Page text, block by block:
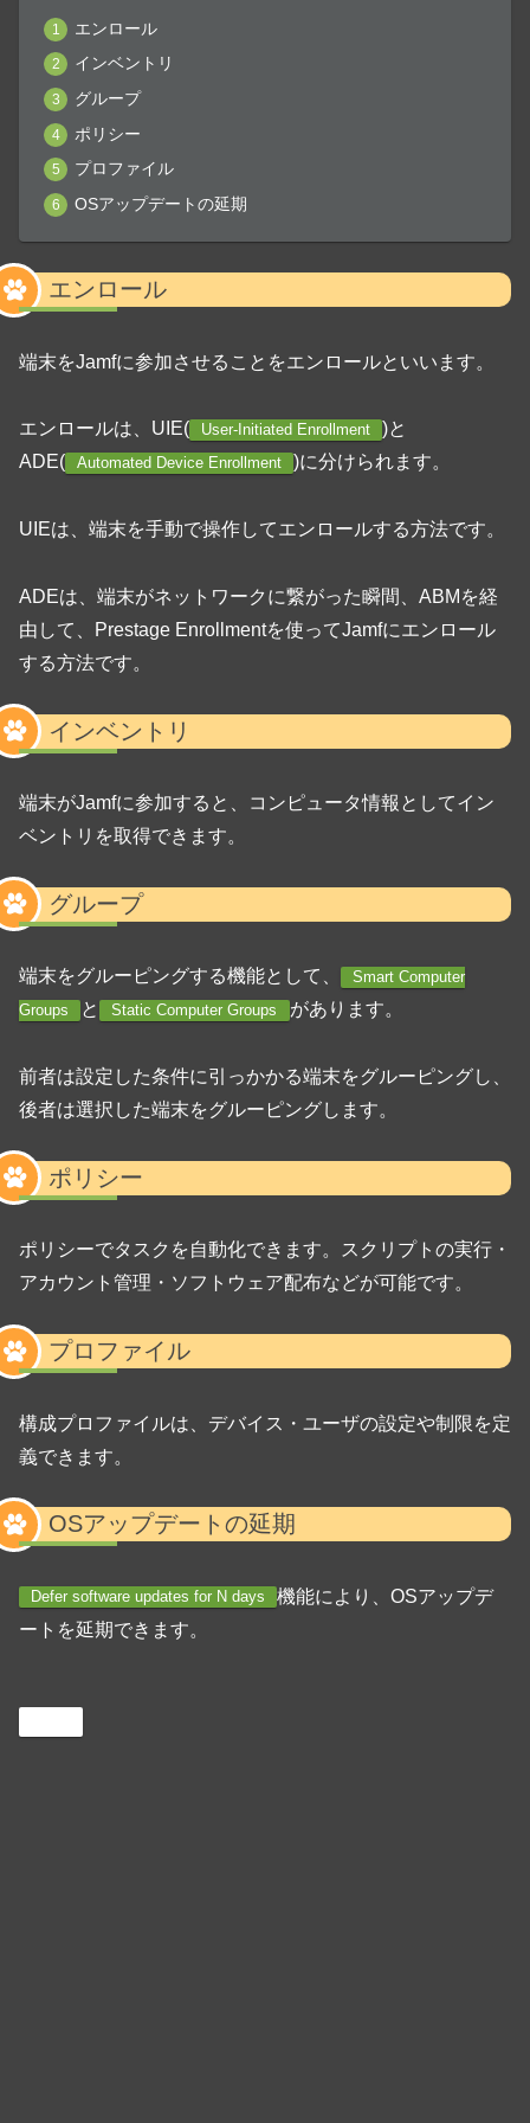
エンロール
インベントリ
グループ
ポリシー
プロファイル
OSアップデートの延期
エンロール
端末をJamfに参加させることをエンロールといいます。
エンロールは、UIE( User-Initiated Enrollment
)と
ADE(
Automated Device Enrollment )に分けられます。
UIEは、端末を手動で操作してエンロールする方法です。
ADEは、端末がネットワークに繋がった瞬間、ABMを経
由して、Prestage Enrollmentを使ってJamfにエンロール
する方法です。
インベントリ
端末がJamfに参加すると、コンピュータ情報としてイン
ベントリを取得できます。
グループ
端末をグルーピングする機能として、
Smart Computer
Groups
と Static Computer Groups があります。
前者は設定した条件に引っかかる端末をグルーピングし、
後者は選択した端末をグルーピングします。
ポリシー
ポリシーでタスクを自動化できます。スクリプトの実行・
アカウント管理・ソフトウェア配布などが可能です。
プロファイル
構成プロファイルは、デバイス・ユーザの設定や制限を定
義できます。
OSアップデートの延期
Defer software updates for N days
機能により、OSアップデ
ートを延期できます。